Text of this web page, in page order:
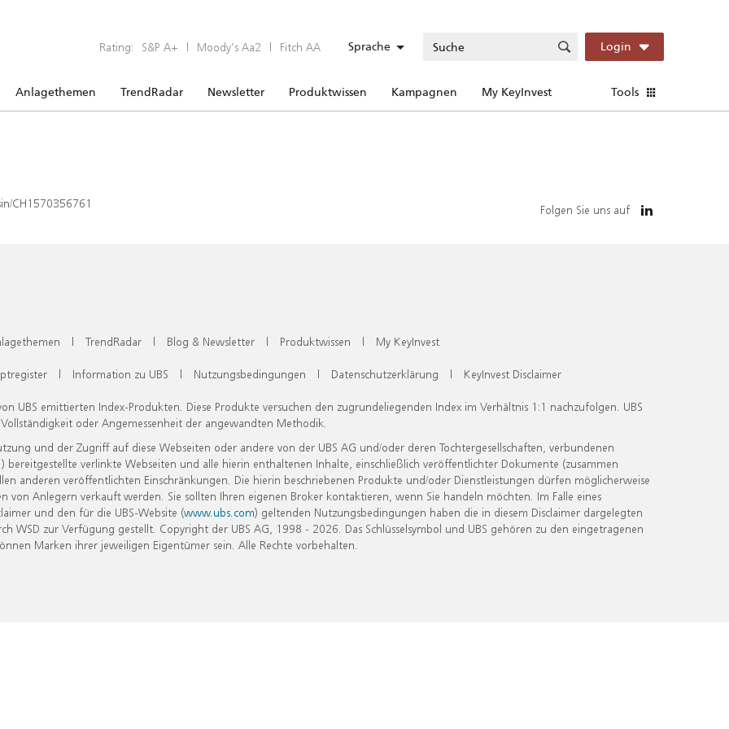
Rating: S&P A+ | Moody’s Aa2 | Fitch AA Sprache Login
Anlagethemen TrendRadar Newsletter Produktwissen Kampagnen My KeyInvest Tools
CH1570356761 Folgen Sie uns auf
| TrendRadar | Blog & Newsletter | Produktwissen | My KeyInvest
| Information zu UBS | Nutzungsbedingungen | Datenschutzerklärung | KeyInvest Disclaimer
UBS emittierten Index-Produkten. Diese Produkte versuchen den zugrundeliegenden Index im Verhältnis 1:1 nachzufolgen. UBS
oder Angemessenheit der angewandten Methodik.
und der Zugriff auf diese Webseiten oder andere von der UBS AG und/oder deren Tochtergesellschaften, verbundenen
verlinkte Webseiten und alle hierin enthaltenen Inhalte, einschließlich veröffentlichter Dokumente (zusammen
anderen veröffentlichten Einschränkungen. Die hierin beschriebenen Produkte und/oder Dienstleistungen dürfen möglicherweise
Anlegern verkauft werden. Sie sollten Ihren eigenen Broker kontaktieren, wenn Sie handeln möchten. Im Falle eines
und den für die UBS-Website (www.ubs.com) geltenden Nutzungsbedingungen haben die in diesem Disclaimer dargelegten
zur Verfügung gestellt. Copyright der UBS AG, 1998 - 2026. Das Schlüsselsymbol und UBS gehören zu den eingetragenen
Marken ihrer jeweiligen Eigentümer sein. Alle Rechte vorbehalten.